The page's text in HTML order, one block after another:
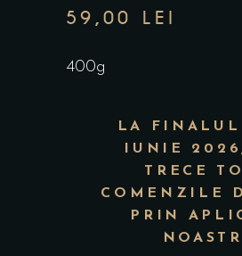
59,00 LEI
400g
LA
IUNIE
TRECE
COMENZILE
PRIN